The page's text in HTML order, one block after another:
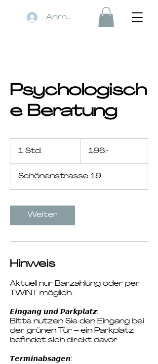
Anmelden
Psychologisch
e Beratung
1 Std.
d
196.-
Schönenstrasse 19
Weiter
Hinweis
Aktuell nur Barzahlung oder per
TWINT möglich.
𝙀𝙞𝙣𝙜𝙖𝙣𝙜 𝙪𝙣𝙙 𝙋𝙖𝙧𝙠𝙥𝙡𝙖𝙩𝙯:
Bitte nutzen Sie den Eingang bei
der grünen Tür – ein Parkplatz
befindet sich direkt davor.
𝙏𝙚𝙧𝙢𝙞𝙣𝙖𝙗𝙨𝙖𝙜𝙚𝙣: